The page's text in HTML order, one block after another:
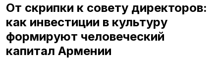
От скрипки к совету директоров:
как инвестиции в культуру
формируют человеческий
капитал Армении